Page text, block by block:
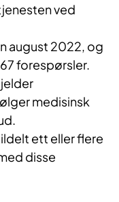
ved
august 2022, og
forespørsler.
medisinsk
ett eller flere
disse